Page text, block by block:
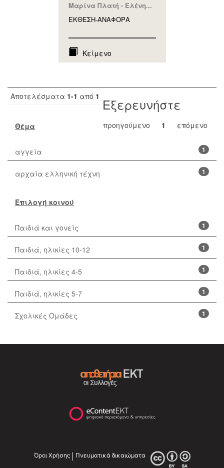
Μαρίνα Πλατή - Ελένη...
ΕΚΘΕΣΗ-ΑΝΑΦΟΡA
Κείμενο
Αποτελέσματα 1-1 από 1
προηγούμενο 1 επόμενο
Εξερευνήστε
Θέμα
1
αγγεία
1
αρχαία ελληνική τέχνη
Επιλογή κοινού
1
Παιδιά και γονείς
1
Παιδιά, ηλικίες 10-12
1
Παιδιά, ηλικίες 4-5
1
Παιδιά, ηλικίες 5-7
1
Σχολικές Ομάδες